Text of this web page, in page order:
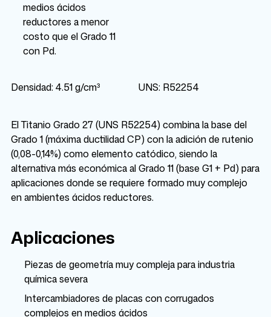
medios ácidos
reductores a menor
costo que el Grado 11
con Pd.
Densidad: 4.51 g/cm³ UNS: R52254
El Titanio Grado 27 (UNS R52254) combina la base del
Grado 1 (máxima ductilidad CP) con la adición de rutenio
(0,08-0,14%) como elemento catódico, siendo la
alternativa más económica al Grado 11 (base G1 + Pd) para
aplicaciones donde se requiere formado muy complejo
en ambientes ácidos reductores.
Aplicaciones
Piezas de geometría muy compleja para industria
química severa
Intercambiadores de placas con corrugados
complejos en medios ácidos